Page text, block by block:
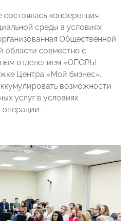
конференция
среды в условиях
Общественной
области совместно с
отделением «ОПОРЫ
Центра «Мой бизнес».
возможности
услуг в условиях
операции.